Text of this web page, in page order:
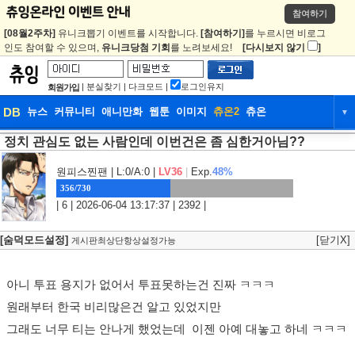
참여하기
[08월2주차] 유니크뽑기 이벤트를 시작합니다. [참여하기] 를 누르시면 비로그
인도 참여할 수 있으며, 유니크당첨 기회 를 노려보세요! [다시보지 않기 ]
회원가입 | 분실찾기 | 다크모드 | 로그인유지
DB 뉴스 커뮤니티 애니만화 웹툰 이미지 츄온2 츄온 ▼
DB 뉴스 커뮤니티 애니만화
웹툰 이미지 츄온2
정치 관심도 없는 사람인데 이번건은 좀 심한거아님??
원피스찐팬 | L:0/A:0 | LV36 Exp.48%
356/730
| 6 | 2026-06-04 13:17:37 | 2392 |
[숨덕모드설정] 게시판최상단항상설정가능 [닫기X]
아니 투표 용지가 없어서 투표못하는건 진짜 ㅋㅋㅋ
원래부터 한국 비리많은건 알고 있었지만
그래도 너무 티는 안나게 했었는데 이젠 아예 대놓고 하네 ㅋㅋㅋ